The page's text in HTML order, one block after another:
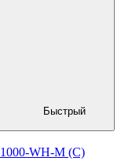
Быстрый
WH-M (C)